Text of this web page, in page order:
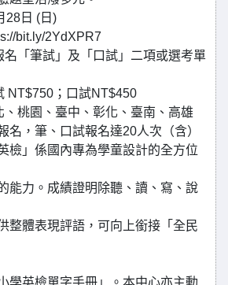
28日 (日)
bit.ly/2YdXPR7
名「筆試」及「口試」二項或選考單
NT$750；口試NT$450
、桃園、臺中、彰化、臺南、高雄
名，筆、口試報名達20人次（含）
檢」係國內專為學童設計的全方位
能力。成績證明除聽、讀、寫、說
整體表現評語，可向上銜接「全民
學英檢單字手冊」。本中心亦主動